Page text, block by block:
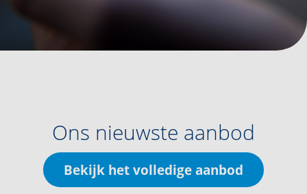
Ons nieuwste aanbod
Bekijk het volledige aanbod